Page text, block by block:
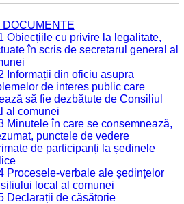
DOCUMENTE
Obiecțiile cu privire la legalitate,
în scris de secretarul general al
Informații din oficiu asupra
de interes public care
să fie dezbătute de Consiliul
al comunei
Minutele în care se consemnează,
punctele de vedere
de participanți la ședinele
Procesele-verbale ale ședințelor
local al comunei
Declarații de căsătorie